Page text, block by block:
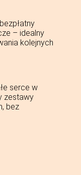
– idealny
kolejnych
serce w
zestawy
bez